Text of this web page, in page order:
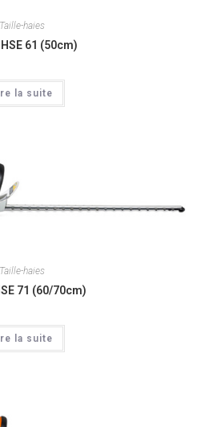
Taille-haies
61 (50cm)
la suite
Taille-haies
71 (60/70cm)
la suite